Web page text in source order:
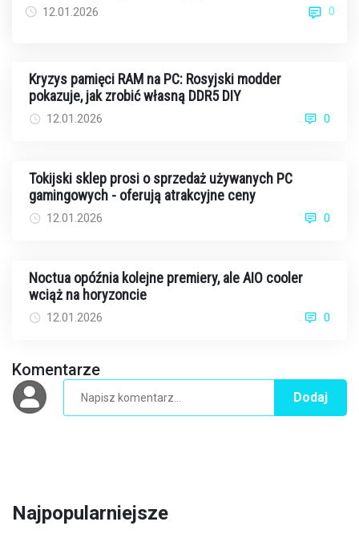
12.01.2026 0
Kryzys pamięci RAM na PC: Rosyjski modder
pokazuje, jak zrobić własną DDR5 DIY
12.01.2026 0
Tokijski sklep prosi o sprzedaż używanych PC
gamingowych - oferują atrakcyjne ceny
12.01.2026 0
Noctua opóźnia kolejne premiery, ale AIO cooler
wciąż na horyzoncie
12.01.2026 0
Komentarze
Dodaj
Najpopularniejsze